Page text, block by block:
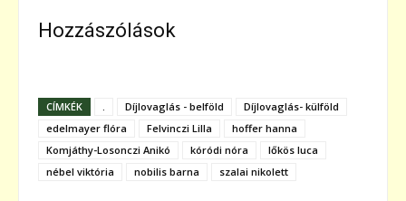
Hozzászólások
CÍMKÉK Díjlovaglás - belföld
Díjlovaglás- külföld
edelmayer flóra
Felvinczi Lilla
hoffer hanna
Komjáthy-Losonczi Anikó
kóródi nóra
lőkös luca
nébel viktória
nobilis barna szalai nikolett